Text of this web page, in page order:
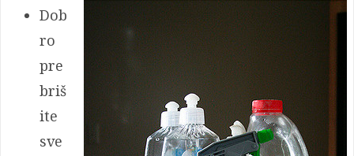
Dob
ro
pre
briš
ite
sve